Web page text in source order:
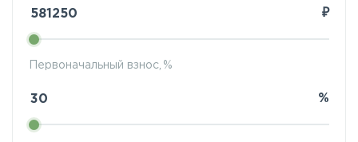
₽
Первоначальный взнос, %
%